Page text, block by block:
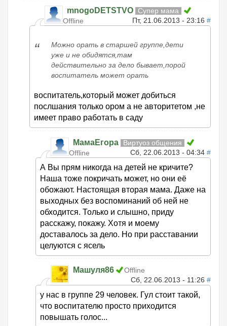
mnogoDETSTVO
Супер мама
Offline
Пт, 21.06.2013 - 23:16 #
Можно орать в старшей группе,дети
уже и не обидятся,там
действительно за дело бывает,порой
воспитатель может орать
воспитатель,который может добиться
послшания только ором а не авторитетом ,не
имеет право работать в саду
МамаЕгора
Виртуоз общения
Offline
Сб, 22.06.2013 - 04:34 #
А Вы прям никогда на детей не кричите?
Наша тоже покричать может, но они её
обожают. Настоящая вторая мама. Даже на
выходных без воспоминаний об ней не
обходится. Только и слышно, приду
расскажу, покажу. Хотя и моему
доставалось за дело. Но при расставании
целуются с ясель
Машуля86
Offline
Сб, 22.06.2013 - 11:26 #
у нас в группе 29 человек. Гул стоит такой,
что воспитателю просто приходится
повышать голос...